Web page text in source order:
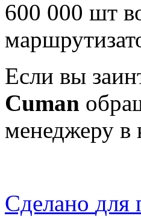
600 000 шт
Если вы
Cuman
менеджеру в
Сделано для